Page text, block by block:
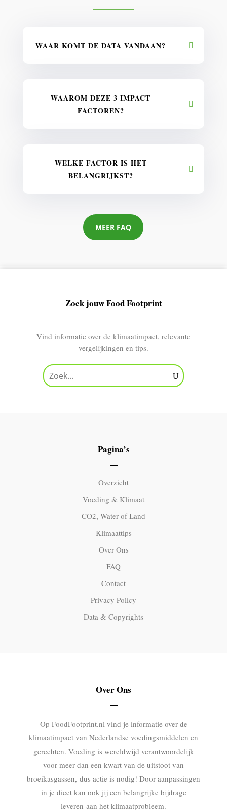
WAAR KOMT DE DATA VANDAAN?
WAAROM DEZE 3 IMPACT
FACTOREN?
WELKE FACTOR IS HET
BELANGRIJKST?
MEER FAQ
Zoek jouw Food Footprint
Vind informatie over de klimaatimpact, relevante
vergelijkingen en tips.
Pagina’s
Overzicht
Voeding & Klimaat
CO2, Water of Land
Klimaattips
Over Ons
FAQ
Contact
Privacy Policy
Data & Copyrights
Over Ons
Op FoodFootprint.nl vind je informatie over de
klimaatimpact van Nederlandse voedingsmiddelen en
gerechten. Voeding is wereldwijd verantwoordelijk
voor meer dan een kwart van de uitstoot van
broeikasgassen, dus actie is nodig! Door aanpassingen
in je dieet kan ook jij een belangrijke bijdrage
leveren aan het klimaatprobleem.